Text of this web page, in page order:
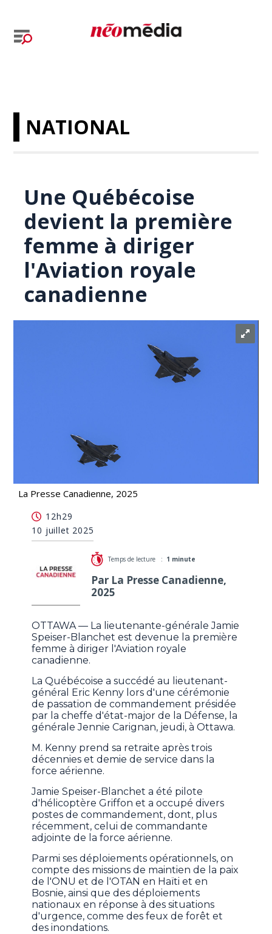
NATIONAL
Une Québécoise
devient la première
femme à diriger
l'Aviation royale
canadienne
La Presse Canadienne, 2025
diriger l'Aviation royale canadienne
12h29
10 juillet 2025
Temps de lecture : 1 minute
Par La Presse Canadienne,
2025
OTTAWA — La lieutenante-générale Jamie
Speiser-Blanchet est devenue la première
femme à diriger l'Aviation royale
canadienne.
La Québécoise a succédé au lieutenant-
général Eric Kenny lors d'une cérémonie
de passation de commandement présidée
par la cheffe d'état-major de la Défense, la
générale Jennie Carignan, jeudi, à Ottawa.
M. Kenny prend sa retraite après trois
décennies et demie de service dans la
force aérienne.
Jamie Speiser-Blanchet a été pilote
d'hélicoptère Griffon et a occupé divers
postes de commandement, dont, plus
récemment, celui de commandante
adjointe de la force aérienne.
Parmi ses déploiements opérationnels, on
compte des missions de maintien de la paix
de l'ONU et de l'OTAN en Haïti et en
Bosnie, ainsi que des déploiements
nationaux en réponse à des situations
d'urgence, comme des feux de forêt et
des inondations.